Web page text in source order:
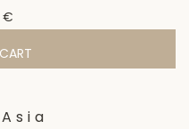
€